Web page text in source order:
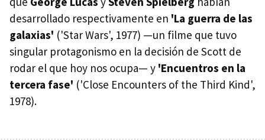
desarrollado respectivamente en 'La guerra de las
galaxias' ('Star Wars', 1977) —un filme que tuvo
singular protagonismo en la decisión de Scott de
rodar el que hoy nos ocupa— y 'Encuentros en la
tercera fase' ('Close Encounters of the Third Kind',
1978).